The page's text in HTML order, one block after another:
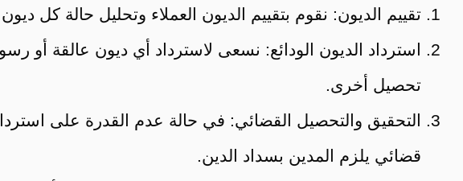
تقييم الديون: نقوم بتقييم الديون العملاء وتحليل حالة كل
استرداد الديون الودائع: نسعى لاسترداد أي ديون عالقة
تحصيل أخرى.
التحقيق والتحصيل القضائي: في حالة عدم القدرة على
قضائي يلزم المدين بسداد الدين.